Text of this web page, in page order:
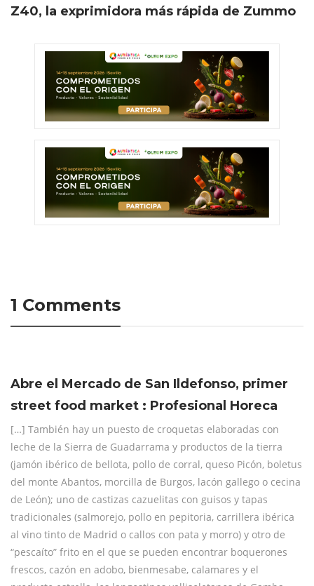
Z40, la exprimidora más rápida de Zummo
1 Comments
Abre el Mercado de San Ildefonso, primer
street food market : Profesional Horeca
[…] También hay un puesto de croquetas elaboradas con
leche de la Sierra de Guadarrama y productos de la tierra
(jamón ibérico de bellota, pollo de corral, queso Picón, boletus
del monte Abantos, morcilla de Burgos, lacón gallego o cecina
de León); uno de castizas cazuelitas con guisos y tapas
tradicionales (salmorejo, pollo en pepitoria, carrillera ibérica
al vino tinto de Madrid o callos con pata y morro) y otro de
“pescaíto” frito en el que se pueden encontrar boquerones
frescos, cazón en adobo, bienmesabe, calamares y el